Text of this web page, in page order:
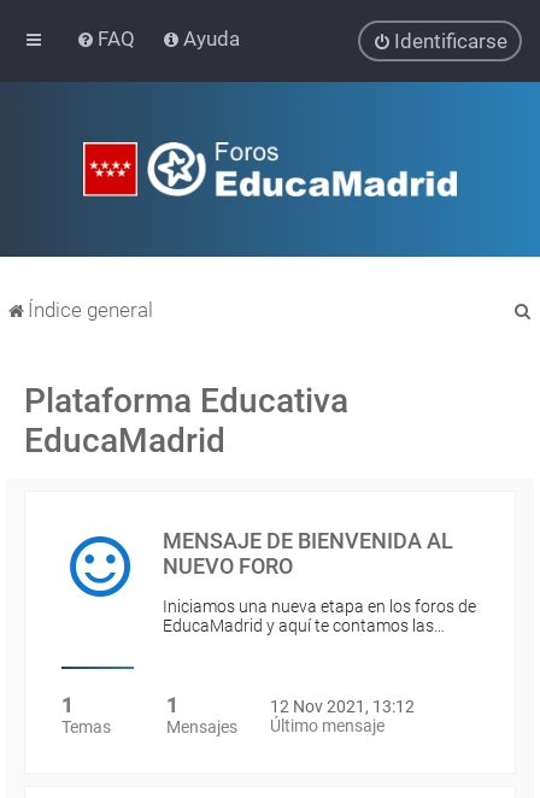
FAQ Ayuda Identificarse
Índice general
Plataforma Educativa
EducaMadrid
MENSAJE DE BIENVENIDA AL
NUEVO FORO
Iniciamos una nueva etapa en los foros de
EducaMadrid y aquí te contamos las…
1
Temas
1
Mensajes
12 Nov 2021, 13:12
Último mensaje